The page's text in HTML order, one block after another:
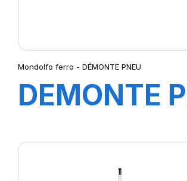
Mondolfo ferro - DÉMONTE PNEU
DEMONTE
TBE 155